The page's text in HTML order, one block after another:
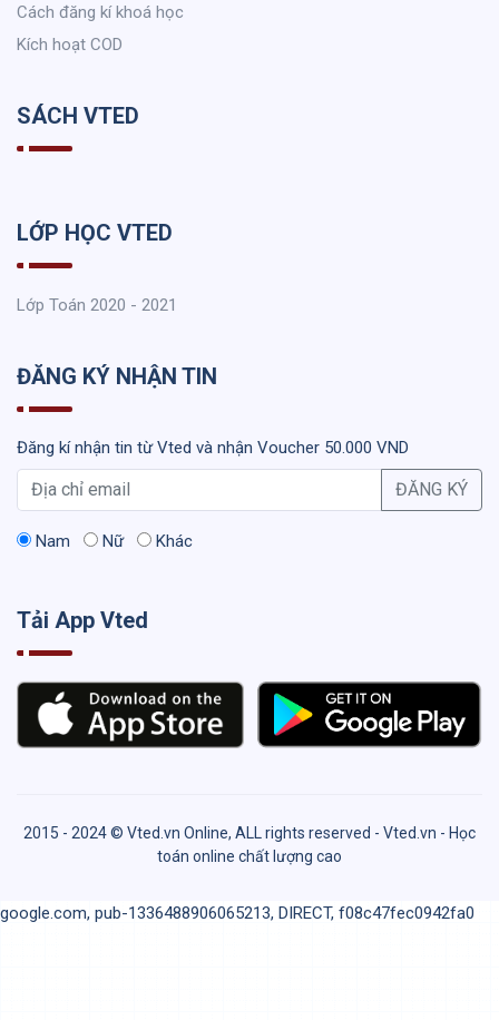
Cách đăng kí khoá học
Kích hoạt COD
SÁCH VTED
LỚP HỌC VTED
Lớp Toán 2020 - 2021
ĐĂNG KÝ NHẬN TIN
Đăng kí nhận tin từ Vted và nhận Voucher 50.000 VND
ĐĂNG KÝ
Nam Nữ Khác
Tải App Vted
2015 - 2024 © Vted.vn Online, ALL rights reserved - Vted.vn - Học
toán online chất lượng cao
google.com, pub-1336488906065213, DIRECT, f08c47fec0942fa0